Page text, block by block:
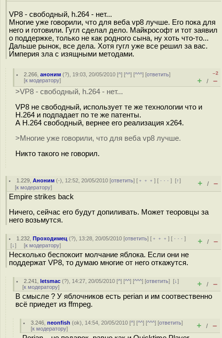
VP8 - свободный, h.264 - нет...
Многие уже говорили, что для веба vp8 лучше. Его пока для
него и готовили. Гугл сделал дело. Майкрософт и тот заявил
о поддержке, только не как родного сына, ну хоть что-то...
Дальше рынок, все дела. Хотя гугл уже все решил за вас.
Империя зла с изящными методами.
2.266 ,аноним (?), 19:03, 20/05/2010 [^] [^^] [^^^] [ответить]
[к модератору]
–2
+ / –
>VP8 - свободный, h.264 - нет...
VP8 не свободный, использует те же технологии что и
H.264 и подпадает по те же патенты.
А H.264 свободный, вернее его реализация x264.
>Многие уже говорили, что для веба vp8 лучше.
Никто такого не говорил.
1.229 ,Аноним (-), 12:52, 20/05/2010 [ответить] [ ﹢﹢﹢] [ · · ·][↑]
[к модератору] + / –
Empire strikes back
Ничего, сейчас его будут допиливать. Может теоровцы за
него возьмутся.
1.232 ,Проходимец (?), 13:28, 20/05/2010 [ответить] [ ﹢﹢﹢] [ · · ·]
[↓] [к модератору] + / –
Несколько беспокоит молчание яблока. Если они не
поддержат VP8, то думаю многие от него откажутся.
2.241 ,letsmac (?), 14:27, 20/05/2010 [^] [^^] [^^^] [ответить][↓]
[к модератору] + / –
В смысле ? У яблочников есть perian и им соотвественно
всё приедет из ffmpeg.
3.246 ,neonfish (ok), 14:54, 20/05/2010 [^] [^^] [^^^] [ответить]
[к модератору] + / –